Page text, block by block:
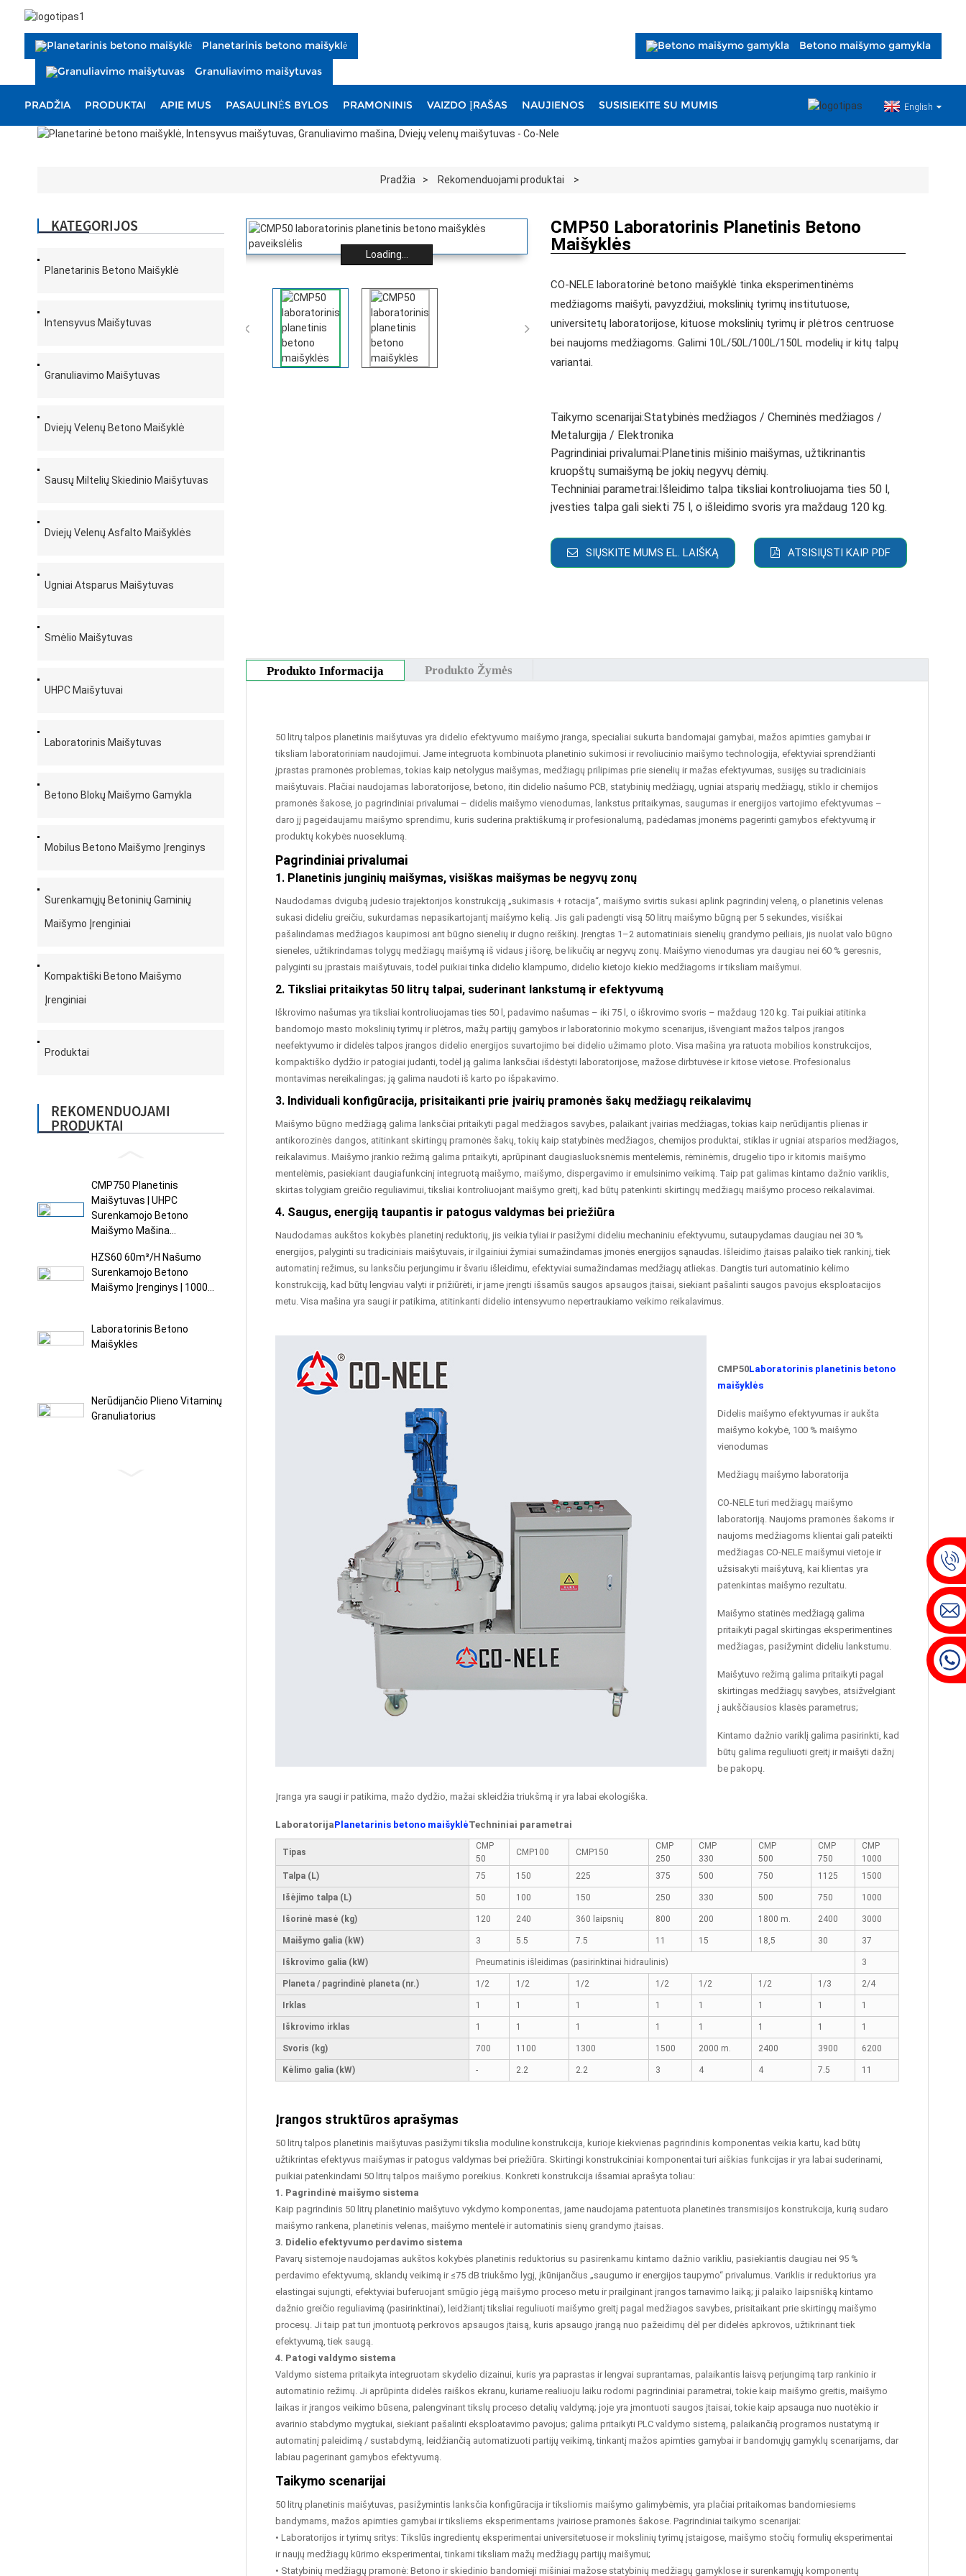
Planetarinis betono maišyklė Betono maišymo gamykla
Granuliavimo maišytuvas
PRADŽIA PRODUKTAI APIE MUS PASAULINĖS BYLOS PRAMONINIS VAIZDO ĮRAŠAS NAUJIENOS SUSISIEKITE SU MUMIS English
Pradžia Rekomenduojami produktai
KATEGORIJOS
Planetarinis Betono Maišyklė
Intensyvus Maišytuvas
Granuliavimo Maišytuvas
Dviejų Velenų Betono Maišyklė
Sausų Miltelių Skiedinio Maišytuvas
Dviejų Velenų Asfalto Maišyklės
Ugniai Atsparus Maišytuvas
Smėlio Maišytuvas
UHPC Maišytuvai
Laboratorinis Maišytuvas
Betono Blokų Maišymo Gamykla
Mobilus Betono Maišymo Įrenginys
Surenkamųjų Betoninių Gaminių
Maišymo Įrenginiai
Kompaktiški Betono Maišymo
Įrenginiai
Produktai
REKOMENDUOJAMI
PRODUKTAI
CMP750 Planetinis
Maišytuvas | UHPC
Surenkamojo Betono
Maišymo Mašina...
HZS60 60m³/h Našumo
Surenkamojo Betono
Maišymo Įrenginys | 1000...
Laboratorinis Betono
Maišyklės
Nerūdijančio Plieno Vitaminų
Granuliatorius
Loading...


CMP50 Laboratorinis Planetinis Betono
Maišyklės
CO-NELE laboratorinė betono maišyklė tinka eksperimentinėms
medžiagoms maišyti, pavyzdžiui, mokslinių tyrimų institutuose,
universitetų laboratorijose, kituose mokslinių tyrimų ir plėtros centruose
bei naujoms medžiagoms. Galimi 10L/50L/100L/150L modelių ir kitų talpų
variantai.
Taikymo scenarijai:Statybinės medžiagos / Cheminės medžiagos /
Metalurgija / Elektronika
Pagrindiniai privalumai: Planetinis mišinio maišymas, užtikrinantis
kruopštų sumaišymą be jokių negyvų dėmių.
Techniniai parametrai: Išleidimo talpa tiksliai kontroliuojama ties 50 l,
įvesties talpa gali siekti 75 l, o išleidimo svoris yra maždaug 120 kg.
SIŲSKITE MUMS EL. LAIŠKĄ ATSISIŲSTI KAIP PDF
Produkto Informacija Produkto Žymės
50 litrų talpos planetinis maišytuvas yra didelio efektyvumo maišymo įranga, specialiai sukurta bandomajai gamybai, mažos apimties gamybai ir
tiksliam laboratoriniam naudojimui. Jame integruota kombinuota planetinio sukimosi ir revoliucinio maišymo technologija, efektyviai sprendžianti
įprastas pramonės problemas, tokias kaip netolygus maišymas, medžiagų prilipimas prie sienelių ir mažas efektyvumas, susijęs su tradiciniais
maišytuvais. Plačiai naudojamas laboratorijose, betono, itin didelio našumo PCB, statybinių medžiagų, ugniai atsparių medžiagų, stiklo ir chemijos
pramonės šakose, jo pagrindiniai privalumai – didelis maišymo vienodumas, lankstus pritaikymas, saugumas ir energijos vartojimo efektyvumas –
daro jį pageidaujamu maišymo sprendimu, kuris suderina praktiškumą ir profesionalumą, padėdamas įmonėms pagerinti gamybos efektyvumą ir
produktų kokybės nuoseklumą.
Pagrindiniai privalumai
1. Planetinis junginių maišymas, visiškas maišymas be negyvų zonų
Naudodamas dvigubą judesio trajektorijos konstrukciją „sukimasis + rotacija“, maišymo svirtis sukasi aplink pagrindinį veleną, o planetinis velenas
sukasi dideliu greičiu, sukurdamas nepasikartojantį maišymo kelią. Jis gali padengti visą 50 litrų maišymo būgną per 5 sekundes, visiškai
pašalindamas medžiagos kaupimosi ant būgno sienelių ir dugno reiškinį. Įrengtas 1–2 automatiniais sienelių grandymo peiliais, jis nuolat valo būgno
sieneles, užtikrindamas tolygų medžiagų maišymą iš vidaus į išorę, be likučių ar negyvų zonų. Maišymo vienodumas yra daugiau nei 60 % geresnis,
palyginti su įprastais maišytuvais, todėl puikiai tinka didelio klampumo, didelio kietojo kiekio medžiagoms ir tiksliam maišymui.
2. Tiksliai pritaikytas 50 litrų talpai, suderinant lankstumą ir efektyvumą
Iškrovimo našumas yra tiksliai kontroliuojamas ties 50 l, padavimo našumas – iki 75 l, o iškrovimo svoris – maždaug 120 kg. Tai puikiai atitinka
bandomojo masto mokslinių tyrimų ir plėtros, mažų partijų gamybos ir laboratorinio mokymo scenarijus, išvengiant mažos talpos įrangos
neefektyvumo ir didelės talpos įrangos didelio energijos suvartojimo bei didelio užimamo ploto. Visa mašina yra ratuota mobilios konstrukcijos,
kompaktiško dydžio ir patogiai judanti, todėl ją galima lanksčiai išdėstyti laboratorijose, mažose dirbtuvėse ir kitose vietose. Profesionalus
montavimas nereikalingas; ją galima naudoti iš karto po išpakavimo.
3. Individuali konfigūracija, prisitaikanti prie įvairių pramonės šakų medžiagų reikalavimų
Maišymo būgno medžiagą galima lanksčiai pritaikyti pagal medžiagos savybes, palaikant įvairias medžiagas, tokias kaip nerūdijantis plienas ir
antikorozinės dangos, atitinkant skirtingų pramonės šakų, tokių kaip statybinės medžiagos, chemijos produktai, stiklas ir ugniai atsparios medžiagos,
reikalavimus. Maišymo įrankio režimą galima pritaikyti, aprūpinant daugiasluoksnėmis mentelėmis, rėminėmis, drugelio tipo ir kitomis maišymo
mentelėmis, pasiekiant daugiafunkcinį integruotą maišymo, maišymo, dispergavimo ir emulsinimo veikimą. Taip pat galimas kintamo dažnio variklis,
skirtas tolygiam greičio reguliavimui, tiksliai kontroliuojant maišymo greitį, kad būtų patenkinti skirtingų medžiagų maišymo proceso reikalavimai.
4. Saugus, energiją taupantis ir patogus valdymas bei priežiūra
Naudodamas aukštos kokybės planetinį reduktorių, jis veikia tyliai ir pasižymi dideliu mechaniniu efektyvumu, sutaupydamas daugiau nei 30 %
energijos, palyginti su tradiciniais maišytuvais, ir ilgainiui žymiai sumažindamas įmonės energijos sąnaudas. Išleidimo įtaisas palaiko tiek rankinį, tiek
automatinį režimus, su lanksčiu perjungimu ir švariu išleidimu, efektyviai sumažindamas medžiagų atliekas. Dangtis turi automatinio kėlimo
konstrukciją, kad būtų lengviau valyti ir prižiūrėti, ir jame įrengti išsamūs saugos apsaugos įtaisai, siekiant pašalinti saugos pavojus eksploatacijos
metu. Visa mašina yra saugi ir patikima, atitinkanti didelio intensyvumo nepertraukiamo veikimo reikalavimus.
CMP50Laboratorinis planetinis betono
maišyklės
Didelis maišymo efektyvumas ir aukšta
maišymo kokybė, 100 % maišymo
vienodumas
Medžiagų maišymo laboratorija
CO-NELE turi medžiagų maišymo
laboratoriją. Naujoms pramonės šakoms ir
naujoms medžiagoms klientai gali pateikti
medžiagas CO-NELE maišymui vietoje ir
užsisakyti maišytuvą, kai klientas yra
patenkintas maišymo rezultatu.
Maišymo statinės medžiagą galima
pritaikyti pagal skirtingas eksperimentines
medžiagas, pasižymint dideliu lankstumu.
Maišytuvo režimą galima pritaikyti pagal
skirtingas medžiagų savybes, atsižvelgiant
į aukščiausios klasės parametrus;
Kintamo dažnio variklį galima pasirinkti, kad
būtų galima reguliuoti greitį ir maišyti dažnį
be pakopų.
Įranga yra saugi ir patikima, mažo dydžio, mažai skleidžia triukšmą ir yra labai ekologiška.
LaboratorijaPlanetarinis betono maišyklėTechniniai parametrai
Tipas
CMP
50
CMP100 CMP150
CMP
250
CMP
330
CMP
500
CMP
750
CMP
1000
Talpa (L)
75 150 225 375 500 750 1125 1500
Išėjimo talpa (L) 50 100 150 250 330 500 750 1000
Išorinė masė (kg) 120 240 360 laipsnių 800 200 1800 m. 2400 3000
Maišymo galia (kW) 3 5.5 7.5 11 15 18,5 30 37
Iškrovimo galia (kW) Pneumatinis išleidimas (pasirinktinai hidraulinis) 3
Planeta / pagrindinė planeta (nr.) 1/2 1/2 1/2 1/2 1/2 1/2 1/3 2/4
Irklas 1 1 1 1 1 1 1 1
Iškrovimo irklas 1 1 1 1 1 1 1 1
Svoris (kg) 700 1100 1300 1500 2000 m. 2400 3900 6200
Kėlimo galia (kW) - 2.2 2.2 3 4 4 7.5 11
Įrangos struktūros aprašymas
50 litrų talpos planetinis maišytuvas pasižymi tikslia moduline konstrukcija, kurioje kiekvienas pagrindinis komponentas veikia kartu, kad būtų
užtikrintas efektyvus maišymas ir patogus valdymas bei priežiūra. Skirtingi konstrukciniai komponentai turi aiškias funkcijas ir yra labai suderinami,
puikiai patenkindami 50 litrų talpos maišymo poreikius. Konkreti konstrukcija išsamiai aprašyta toliau:
1. Pagrindinė maišymo sistema
Kaip pagrindinis 50 litrų planetinio maišytuvo vykdymo komponentas, jame naudojama patentuota planetinės transmisijos konstrukcija, kurią sudaro
maišymo rankena, planetinis velenas, maišymo mentelė ir automatinis sienų grandymo įtaisas.
3. Didelio efektyvumo perdavimo sistema
Pavarų sistemoje naudojamas aukštos kokybės planetinis reduktorius su pasirenkamu kintamo dažnio varikliu, pasiekiantis daugiau nei 95 %
perdavimo efektyvumą, sklandų veikimą ir ≤75 dB triukšmo lygį, įkūnijančius „saugumo ir energijos taupymo“ privalumus. Variklis ir reduktorius yra
elastingai sujungti, efektyviai buferuojant smūgio jėgą maišymo proceso metu ir prailginant įrangos tarnavimo laiką; ji palaiko laipsnišką kintamo
dažnio greičio reguliavimą (pasirinktinai), leidžiantį tiksliai reguliuoti maišymo greitį pagal medžiagos savybes, prisitaikant prie skirtingų maišymo
procesų. Ji taip pat turi įmontuotą perkrovos apsaugos įtaisą, kuris apsaugo įrangą nuo pažeidimų dėl per didelės apkrovos, užtikrinant tiek
efektyvumą, tiek saugą.
4. Patogi valdymo sistema
Valdymo sistema pritaikyta integruotam skydelio dizainui, kuris yra paprastas ir lengvai suprantamas, palaikantis laisvą perjungimą tarp rankinio ir
automatinio režimų. Ji aprūpinta didelės raiškos ekranu, kuriame realiuoju laiku rodomi pagrindiniai parametrai, tokie kaip maišymo greitis, maišymo
laikas ir įrangos veikimo būsena, palengvinant tikslų proceso detalių valdymą; joje yra įmontuoti saugos įtaisai, tokie kaip apsauga nuo nuotėkio ir
avarinio stabdymo mygtukai, siekiant pašalinti eksploatavimo pavojus; galima pritaikyti PLC valdymo sistemą, palaikančią programos nustatymą ir
automatinį paleidimą / sustabdymą, leidžiančią automatizuoti partijų veikimą, tinkantį mažos apimties gamybai ir bandomųjų gamyklų scenarijams, dar
labiau pagerinant gamybos efektyvumą.
Taikymo scenarijai
50 litrų planetinis maišytuvas, pasižymintis lanksčia konfigūracija ir tiksliomis maišymo galimybėmis, yra plačiai pritaikomas bandomiesiems
bandymams, mažos apimties gamybai ir tiksliems eksperimentams įvairiose pramonės šakose. Pagrindiniai taikymo scenarijai:
• Laboratorijos ir tyrimų sritys: Tikslūs ingredientų eksperimentai universitetuose ir mokslinių tyrimų įstaigose, maišymo stočių formulių eksperimentai
ir naujų medžiagų kūrimo eksperimentai, tinkami tiksliam mažų medžiagų partijų maišymui;
• Statybinių medžiagų pramonė: Betono ir skiedinio bandomieji mišiniai mažose statybinių medžiagų gamyklose ir surenkamųjų komponentų